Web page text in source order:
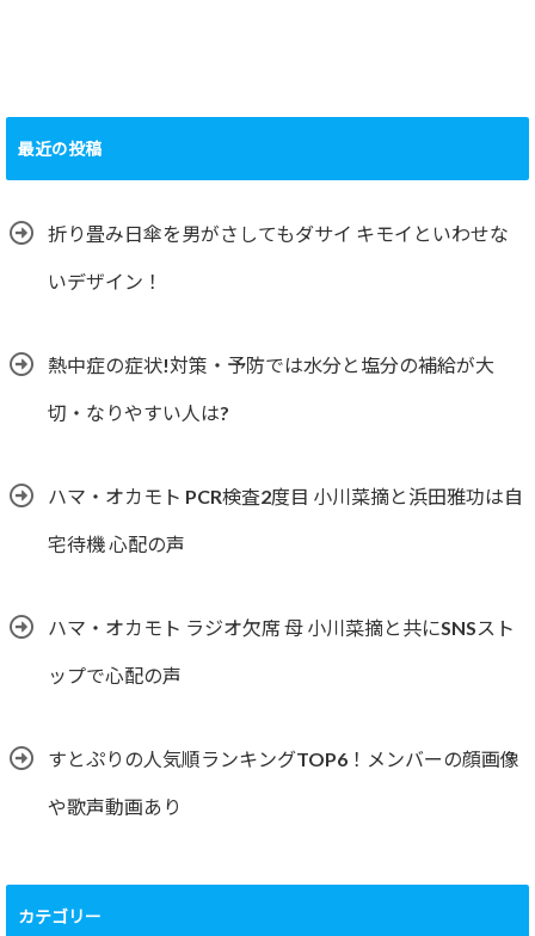
最近の投稿
折り畳み日傘を男がさしてもダサイ キモイといわせな
いデザイン！
熱中症の症状!対策・予防では水分と塩分の補給が大
切・なりやすい人は?
ハマ・オカモト PCR検査2度目 小川菜摘と浜田雅功は自
宅待機 心配の声
ハマ・オカモト ラジオ欠席 母 小川菜摘と共にSNSスト
ップで心配の声
すとぷりの人気順ランキングTOP6！メンバーの顔画像
や歌声動画あり
カテゴリー